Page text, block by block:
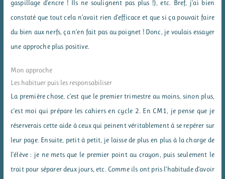
gaspillage d’encre ! Ils ne soulignent pas plus !), etc. Bref, j’ai bien
constaté que tout cela n’avait rien d’efficace et que si ça pouvait faire
du bien aux nerfs, ça n’en fait pas au poignet ! Donc, je voulais essayer
une approche plus positive.
Mon approche
Les habituer puis les responsabiliser
La première chose, c’est que le premier trimestre au moins, sinon plus,
c’est moi qui prépare les cahiers en cycle 2. En CM1, je pense que je
réserverais cette aide à ceux qui peinent véritablement à se repérer sur
leur page. Ensuite, petit à petit, je laisse de plus en plus à la charge de
l’élève : je ne mets que le premier point au crayon, puis seulement le
trait pour séparer deux jours, etc. Comme ils ont pris l’habitude d’avoir